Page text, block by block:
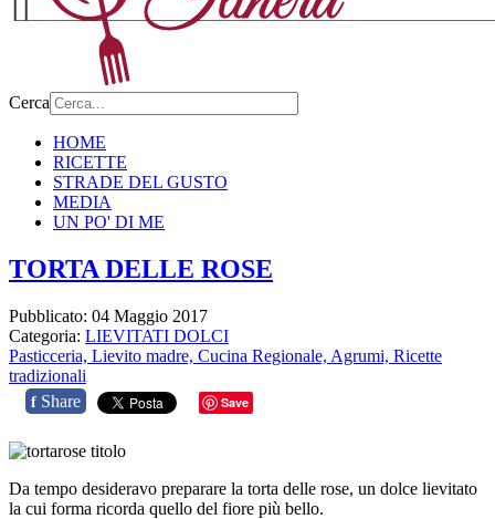
Cerca
HOME
RICETTE
STRADE DEL GUSTO
MEDIA
UN PO' DI ME
TORTA DELLE ROSE
Pubblicato: 04 Maggio 2017
Categoria: LIEVITATI DOLCI
Pasticceria, Lievito madre, Cucina Regionale, Agrumi, Ricette
tradizionali
f Share Save
Da tempo desideravo preparare la torta delle rose, un dolce lievitato
la cui forma ricorda quello del fiore più bello.